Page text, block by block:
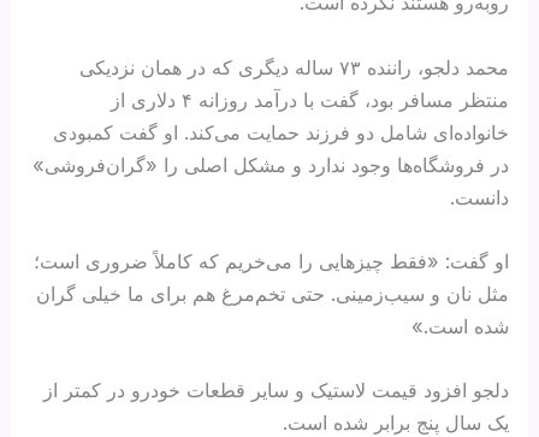
محمد دلجو، راننده ۷۳ ساله دیگری که در همان نزدیکی
منتظر مسافر بود، گفت با درآمد روزانه ۴ دلاری از
خانواده‌ای شامل دو فرزند حمایت می‌کند. او گفت کمبودی
در فروشگاه‌ها وجود ندارد و مشکل اصلی را «گران‌فروشی»
دانست.
او گفت: «فقط چیزهایی را می‌خریم که کاملاً ضروری است؛
مثل نان و سیب‌زمینی. حتی تخم‌مرغ هم برای ما خیلی گران
شده است.»
دلجو افزود قیمت لاستیک و سایر قطعات خودرو در کمتر از
یک سال پنج برابر شده است.